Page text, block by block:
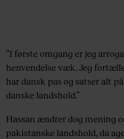
”I første omgang er jeg
henvendelse væk. Jeg
har dansk pas og satser alt
danske landshold.”
Hassan ændrer dog mening
pakistanske landshold, da